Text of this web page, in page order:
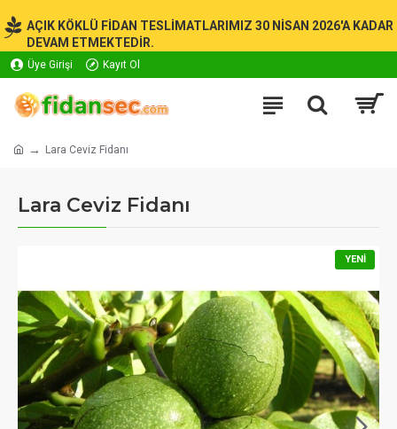
AÇIK KÖKLÜ FİDAN TESLİMATLARIMIZ 30 NİSAN 2026'A KADAR
DEVAM ETMEKTEDİR.
Üye Girişi Kayıt Ol
Lara Ceviz Fidanı
Lara Ceviz Fidanı
YENI